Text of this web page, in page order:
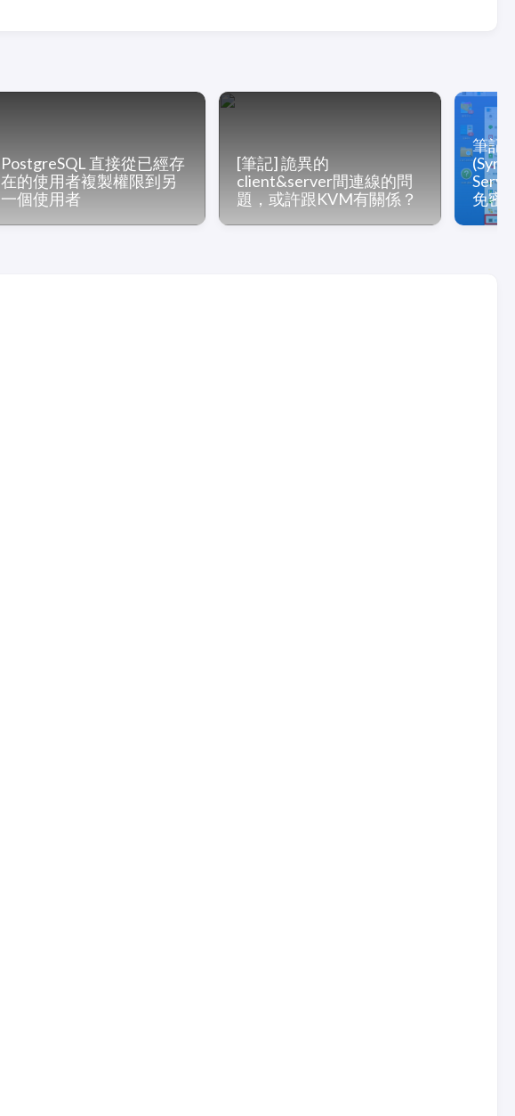
PostgreSQL 直接從已經存
在的使用者複製權限到另
一個使用者
[筆記] 詭異的
client&server間連線的問
題，或許跟KVM有關係？
筆記-
免密